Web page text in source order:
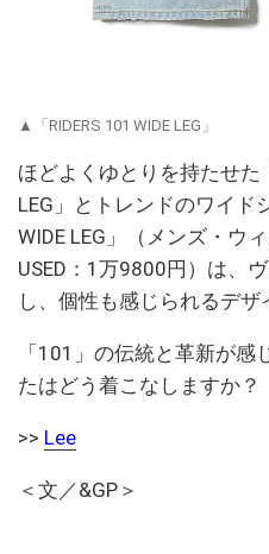
▲「RIDERS 101 WIDE LEG」
ほどよくゆとりを持たせた
LEG」とトレンドのワイド
WIDE LEG」（メンズ・ウ
USED：1万9800円）は、
し、個性も感じられるデザ
「101」の伝統と革新が
たはどう着こなしますか？
>> Lee
＜文／&GP＞